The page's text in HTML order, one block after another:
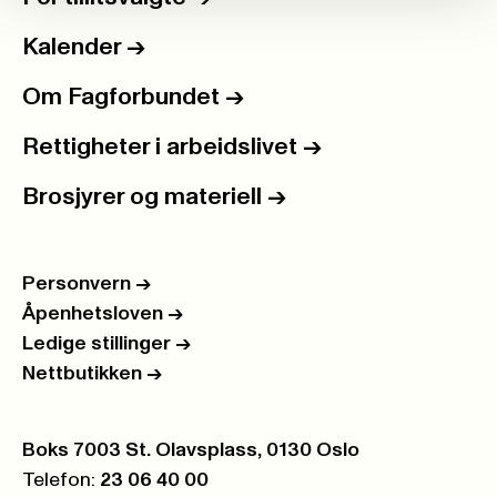
Kalender ->
Om Fagforbundet ->
Rettigheter i arbeidslivet ->
Brosjyrer og materiell ->
Personvern ->
Åpenhetsloven ->
Ledige stillinger ->
Nettbutikken ->
Postboks:
Boks 7003 St. Olavsplass, 0130 Oslo
Telefon: 23 06 40 00